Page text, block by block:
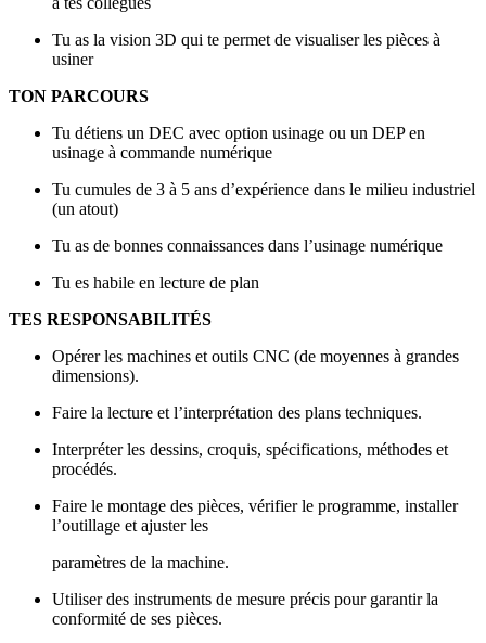
Tu as la vision 3D qui te permet de visualiser les pièces à
usiner
TON PARCOURS
Tu détiens un DEC avec option usinage ou un DEP en
usinage à commande numérique
Tu cumules de 3 à 5 ans d’expérience dans le milieu industriel
(un atout)
Tu as de bonnes connaissances dans l’usinage numérique
Tu es habile en lecture de plan
TES RESPONSABILITÉS
Opérer les machines et outils CNC (de moyennes à grandes
dimensions).
Faire la lecture et l’interprétation des plans techniques.
Interpréter les dessins, croquis, spécifications, méthodes et
procédés.
Faire le montage des pièces, vérifier le programme, installer
l’outillage et ajuster les
paramètres de la machine.
Utiliser des instruments de mesure précis pour garantir la
conformité de ses pièces.